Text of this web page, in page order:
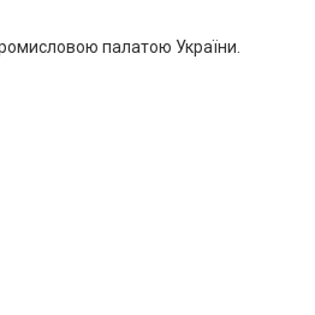
палатою України.